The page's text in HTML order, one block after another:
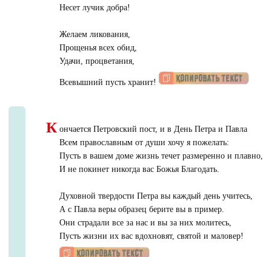
Несет лучик добра!
Желаем ликования,
Прощенья всех обид,
Удачи, процветания,
Всевышний пусть хранит!
К ончается Петровский пост, и в День Петра и Павла
Всем православным от души хочу я пожелать:
Пусть в вашем доме жизнь течет размеренно и плавно,
И не покинет никогда вас Божья Благодать.
Духовной твердости Петра вы каждый день учитесь,
А с Павла веры образец берите вы в пример.
Они страдали все за нас и вы за них молитесь,
Пусть жизни их вас вдохновят, святой и маловер!